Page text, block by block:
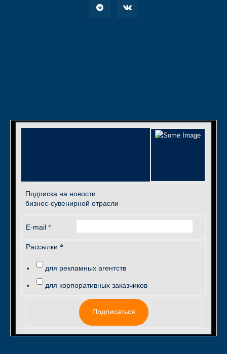
Подписка на новости
бизнес-сувенирной отрасли
E-mail *
Рассылки *
для рекламных агентств
для корпоративных заказчиков
Подписаться